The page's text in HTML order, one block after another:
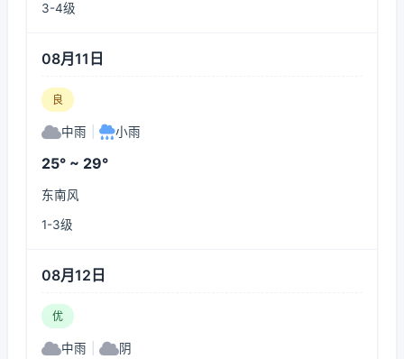
3-4级
08月11日
良
中雨 小雨
25° ~ 29°
东南风
1-3级
08月12日
优
中雨 阴